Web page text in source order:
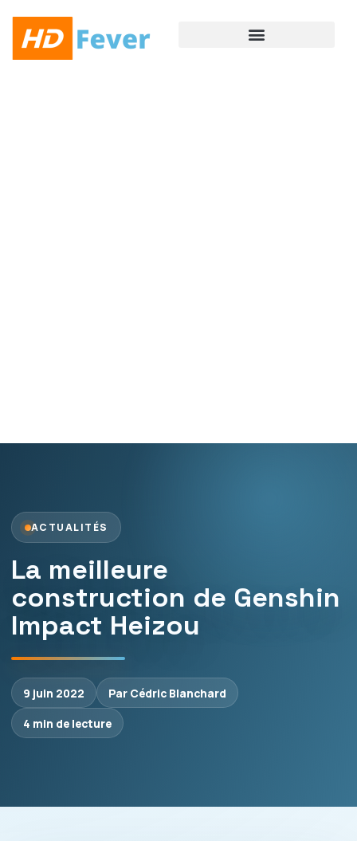
ACTUALITÉS
La meilleure
construction de Genshin
Impact Heizou
9 juin 2022
Par Cédric Blanchard
4 min de lecture